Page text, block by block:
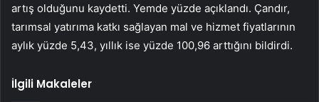
artış olduğunu kaydetti. Yemde yüzde açıklandı. Çandır,
tarımsal yatırıma katkı sağlayan mal ve hizmet fiyatlarının
aylık yüzde 5,43, yıllık ise yüzde 100,96 arttığını bildirdi.
İlgili Makaleler